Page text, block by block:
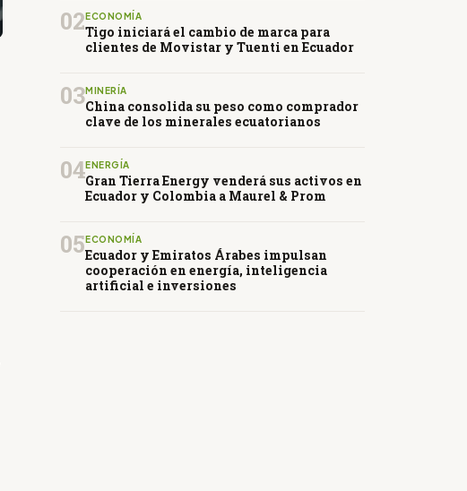
02 ECONOMÍA
Tigo iniciará el cambio de marca para
clientes de Movistar y Tuenti en Ecuador
03MINERÍA
China consolida su peso como comprador
clave de los minerales ecuatorianos
04ENERGÍA
Gran Tierra Energy venderá sus activos en
Ecuador y Colombia a Maurel & Prom
05 ECONOMÍA
Ecuador y Emiratos Árabes impulsan
cooperación en energía, inteligencia
artificial e inversiones